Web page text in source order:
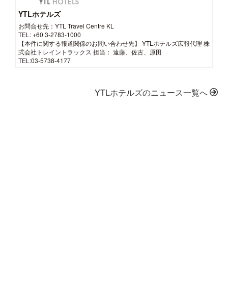
YTLホテルズ
お問合せ先：YTL Travel Centre KL
TEL: +60 3-2783-1000
【本件に関する報道関係のお問い合わせ先】 YTLホテルズ広報代理 株
式会社トレイントラックス 担当： 遠藤、佐古、原田
TEL:03-5738-4177
YTLホテルズのニュース一覧へ